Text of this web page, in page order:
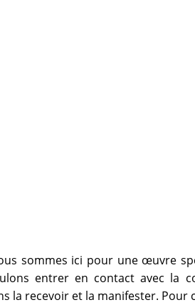
sommes ici pour une œuvre
entrer en contact avec la
la recevoir et la manifester. Pour